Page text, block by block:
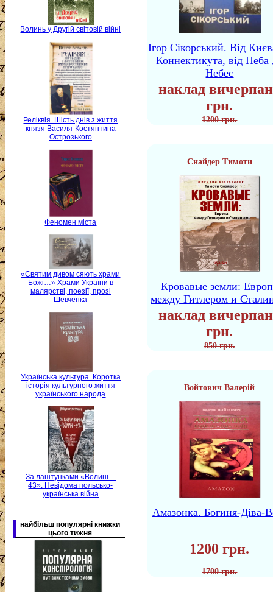
Волинь у Другій світовій війні
Реліквія. Шість днів з життя
князя Василя-Костянтина
Острозького
Феномен міста
«Святим дивом сяють храми
Божі…» Храми України в
малярстві, поезії, прозі
Шевченка
Українська культура. Коротка
історія культурного життя
українського народа
За лаштунками «Волині—
43». Невідома польсько-
українська війна
найбільш популярні книжки
цього тижня
Ігор Сікорський. Від
Коннектикута, від Неба
Небес
наклад
грн.
1200 грн.
Снайдер Тимоти
Кровавые земли:
между Гитлером и
наклад
грн.
850 грн.
Войтович Валерій
Амазонка. Богиня-Діва-
1200 грн.
1700 грн.